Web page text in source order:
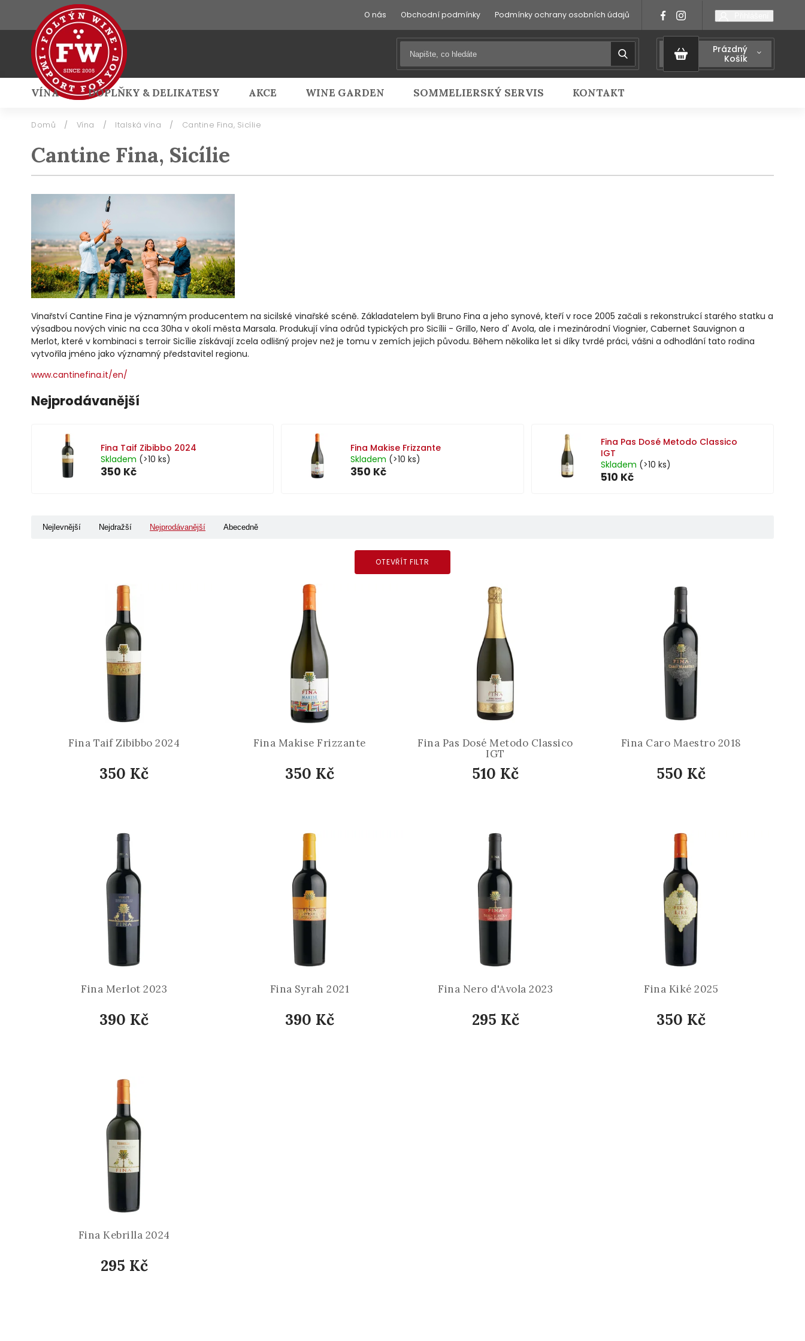
O nás Obchodní podmínky Podmínky ochrany osobních údajů
Prázdný
Košík
VÍNA DOPLŇKY & DELIKATESY AKCE WINE GARDEN SOMMELIERSKÝ SERVIS KONTAKT
Přihlášení
Domů / Vína / Italská vína / Cantine Fina, Sicílie
Cantine Fina, Sicílie
Vinařství Cantine Fina je významným producentem na sicilské vinařské scéně. Základatelem byli Bruno Fina a jeho synové, kteří v roce 2005 začali s rekonstrukcí starého statku a
výsadbou nových vinic na cca 30ha v okolí města Marsala. Produkují vína odrůd typických pro Sicílii - Grillo, Nero d' Avola, ale i mezinárodní Viognier, Cabernet Sauvignon a
Merlot, které v kombinaci s terroir Sicílie získávají zcela odlišný projev než je tomu v zemích jejich původu. Během několika let si díky tvrdé práci, vášni a odhodlání tato rodina
vytvořila jméno jako významný představitel regionu.
www.cantinefina.it/en/
Nejprodávanější
Fina Taif Zibibbo 2024
Skladem (>10 ks)
350 Kč
Fina Makise Frizzante
Skladem (>10 ks)
350 Kč
Fina Pas Dosé Metodo Classico
IGT
Skladem (>10 ks)
510 Kč
Nejlevnější Nejdražší Nejprodávanější Abecedně
OTEVŘÍT FILTR
Fina Taif Zibibbo 2024
350 Kč
Fina Makise Frizzante
350 Kč
Fina Pas Dosé Metodo Classico
IGT
510 Kč
Fina Caro Maestro 2018
550 Kč
Fina Merlot 2023
390 Kč
Fina Syrah 2021
390 Kč
Fina Nero d'Avola 2023
295 Kč
Fina Kiké 2025
350 Kč
Fina Kebrilla 2024
295 Kč